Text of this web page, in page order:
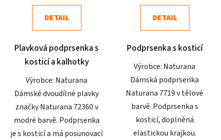
4,3
z
hvězdiček.
DETAIL
Plavková podprsenka s
kosticí a kalhotky
Výrobce: Naturana
Dámské dvoudílné plavky
značky Naturana 72360 v
modré barvě. Podprsenka
je s kosticí a má posunovací
4,5
z
hvězdiček.
DETAIL
Podprsenka s kosticí
Výrobce: Naturana
Dámská podprsenka
Naturana 7719 v tělové
barvě. Podprsenka s
kosticí, doplněná
elastickou krajkou.